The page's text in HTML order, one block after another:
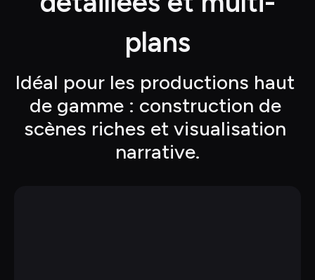
plans
Idéal pour les productions haut
de gamme : construction de
scènes riches et visualisation
narrative.